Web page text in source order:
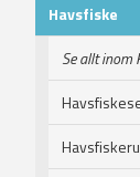
Havsfiske
Se allt inom